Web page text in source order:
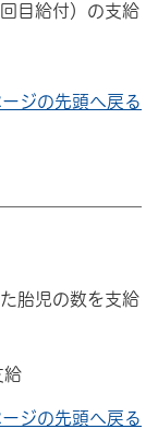
目給付）の支給
ージの先頭へ戻る
胎児の数を支給
給
ージの先頭へ戻る